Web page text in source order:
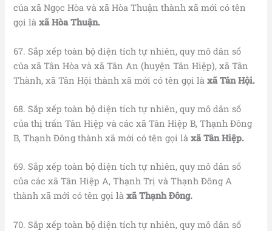
của xã Ngọc Hòa và xã Hòa Thuận thành xã mới có tên
gọi làxã Hòa Thuận.
67. Sắp xếp toàn bộ diện tích tự nhiên, quy mô dân số
của xã Tân Hòa và xã Tân An (huyện Tân Hiệp), xã Tân
Thành, xã Tân Hội thành xã mới có tên gọi làxã Tân Hội.
68. Sắp xếp toàn bộ diện tích tự nhiên, quy mô dân số
của thị trấn Tân Hiệp và các xã Tân Hiệp B, Thạnh Đông
B, Thạnh Đông thành xã mới có tên gọi làxã Tân Hiệp.
69. Sắp xếp toàn bộ diện tích tự nhiên, quy mô dân số
của các xã Tân Hiệp A, Thạnh Trị và Thạnh Đông A
thành xã mới có tên gọi làxã Thạnh Đông.
70. Sắp xếp toàn bộ diện tích tự nhiên, quy mô dân số